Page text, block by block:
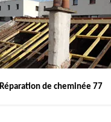
Réparation de cheminée 77